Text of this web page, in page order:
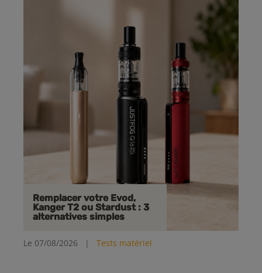
Remplacer votre Evod,
Kanger T2 ou Stardust : 3
alternatives simples
Le 07/08/2026 | Tests matériel